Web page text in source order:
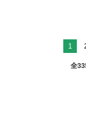
1
全